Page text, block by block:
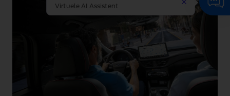
Virtuele AI Assistent